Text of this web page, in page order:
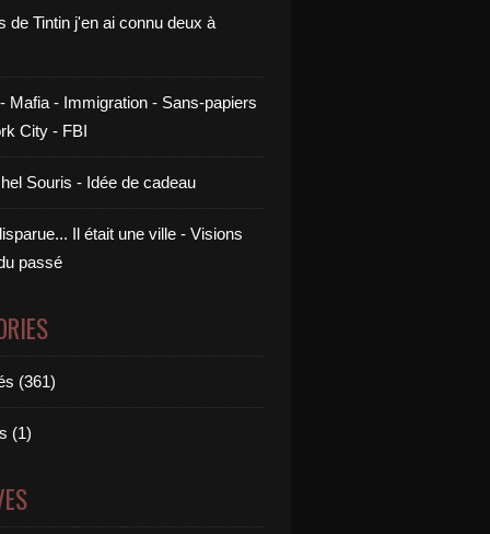
de Tintin j'en ai connu deux à
Mafia - Immigration - Sans-papiers
City - FBI
Souris - Idée de cadeau
Il était une ville - Visions
passé
(361)
(1)